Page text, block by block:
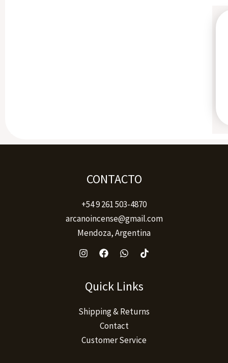
CONTACTO
+54 9 261 503-4870
arcanoincense@gmail.com
Mendoza, Argentina
Quick Links
Shipping & Returns
Contact
Customer Service